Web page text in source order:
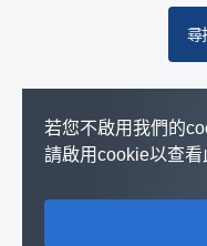
尋
若您不啟用我們的
請啟用cookie以查看